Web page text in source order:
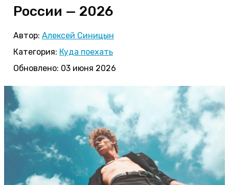
России — 2026
Автор: Алексей Синицын
Категория: Куда поехать
Обновлено: 03 июня 2026